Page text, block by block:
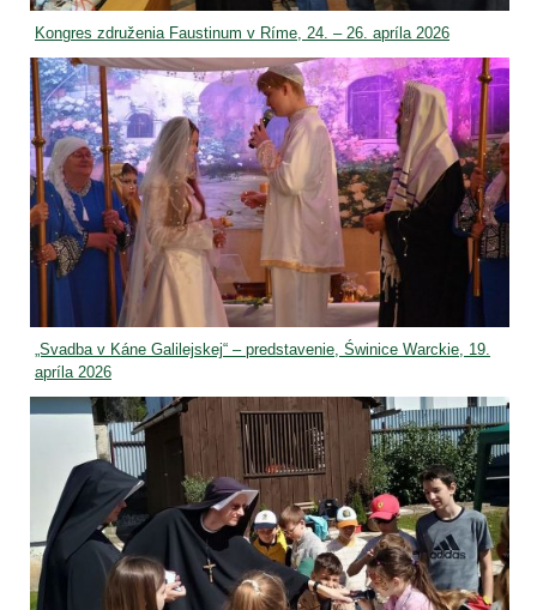
Kongres združenia Faustinum v Ríme, 24. – 26. apríla 2026
„Svadba v Káne Galilejskej“ – predstavenie, Świnice Warckie, 19.
apríla 2026